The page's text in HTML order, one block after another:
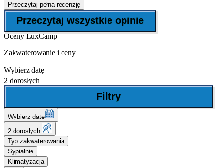
Przeczytaj pełną recenzję
Przeczytaj wszystkie opinie
Oceny LuxCamp
Zakwaterowanie i ceny
Wybierz datę
2 dorosłych
Filtry
Wybierz datę
2 dorosłych
Typ zakwaterowania
Sypialnie
Klimatyzacja